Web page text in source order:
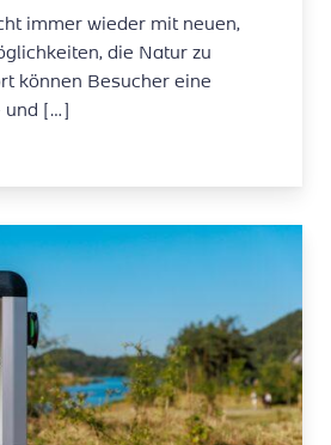
immer wieder mit neuen,
die Natur zu
können Besucher eine
und […]